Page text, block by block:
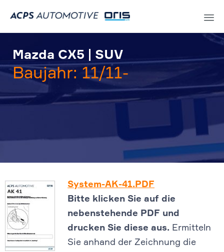
Mazda CX5 | SUV
Baujahr: 11/11-
System-AK-41.PDF
Bitte klicken Sie auf die
nebenstehende PDF und
drucken Sie diese aus. Ermitteln
Sie anhand der Zeichnung die